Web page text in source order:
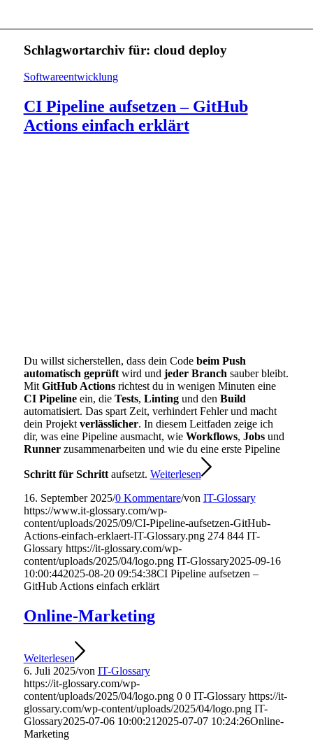
Schlagwortarchiv für: cloud deploy
Softwareentwicklung
CI Pipeline aufsetzen – GitHub
Actions einfach erklärt
Du willst sicherstellen, dass dein Code beim Push
automatisch geprüftwird und jeder Branch sauber bleibt.
Mit GitHub Actionsrichtest du in wenigen Minuten eine
CI Pipelineein, die Tests, Lintingund den Build
automatisiert. Das spart Zeit, verhindert Fehler und macht
dein Projekt verlässlicher. In diesem Leitfaden zeige ich
dir, was eine Pipeline ausmacht, wie Workflows, Jobsund
Runnerzusammenarbeiten und wie du eine erste Pipeline
Schritt für Schrittaufsetzt. Weiterlesen
16. September 2025/0 Kommentare/von IT-Glossary
https://www.it-glossary.com/wp-
content/uploads/2025/09/CI-Pipeline-aufsetzen-GitHub-
Actions-einfach-erklaert-IT-Glossary.png 274 844 IT-
Glossary https://it-glossary.com/wp-
content/uploads/2025/04/logo.png IT-Glossary2025-09-16
10:00:442025-08-20 09:54:38CI Pipeline aufsetzen –
GitHub Actions einfach erklärt
Online-Marketing
Weiterlesen
6. Juli 2025/von IT-Glossary
https://it-glossary.com/wp-
content/uploads/2025/04/logo.png 0 0 IT-Glossary https://it-
glossary.com/wp-content/uploads/2025/04/logo.png IT-
Glossary2025-07-06 10:00:21 2025-07-07 10:24:26Online-
Marketing